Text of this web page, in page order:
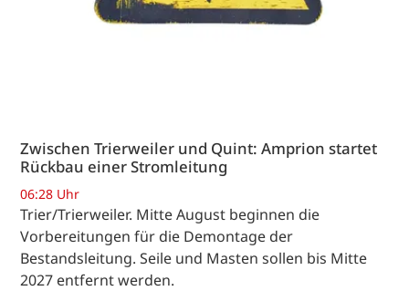
Zwischen Trierweiler und Quint: Amprion startet
Rückbau einer Stromleitung
06:28 Uhr
Trier/Trierweiler. Mitte August beginnen die
Vorbereitungen für die Demontage der
Bestandsleitung. Seile und Masten sollen bis Mitte
2027 entfernt werden.